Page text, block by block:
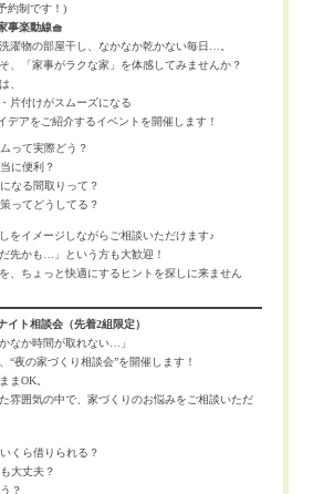
約制です！)
事楽動線🧺
濯物の部屋干し、なかなか乾かない毎日…。
、「家事がラクな家」を体感してみませんか？
、
片付けがスムーズになる
デアをご紹介するイベントを開催します！
って実際どう？
に便利？
なる間取りって？
ってどうしてる？
をイメージしながらご相談いただけます♪
先かも…」という方も大歓迎！
、ちょっと快適にするヒントを探しに来ません
イト相談会（先着2組限定）
なか時間が取れない…」
“夜の家づくり相談会”を開催します！
まOK。
雰囲気の中で、家づくりのお悩みをご相談いただ
くら借りられる？
大丈夫？
？